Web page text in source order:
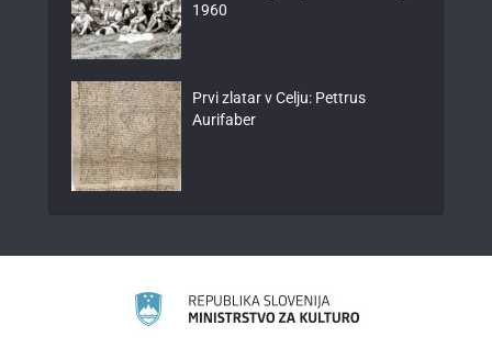
1960
Prvi zlatar v Celju: Pettrus
Aurifaber